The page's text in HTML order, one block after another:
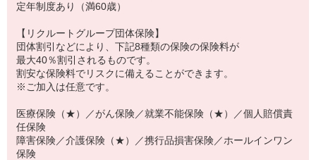
定年制度あり（満60歳）
【リクルートグループ団体保険】
団体割引などにより、下記8種類の保険の保険料が
最大40％割引されるものです。
割安な保険料でリスクに備えることができます。
※ご加入は任意です。
医療保険（★）／がん保険／就業不能保険（★）／個人賠償責
任保険
障害保険／介護保険（★）／携行品損害保険／ホールインワン
保険